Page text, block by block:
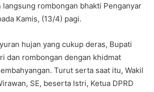
langsung rombongan bhakti Penganyar
Kamis, (13/4) pagi.
hujan yang cukup deras, Bupati
dan rombongan dengan khidmat
Turut serta saat itu, Wakil
SE, beserta Istri, Ketua DPRD